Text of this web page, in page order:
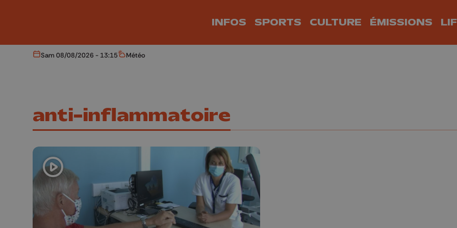
INFOS SPORTS CULTURE ÉMISSIONS
Aujourd'hui
Sam 08/08/2026 - 13:15 Météo
Météo
anti-inflammatoire